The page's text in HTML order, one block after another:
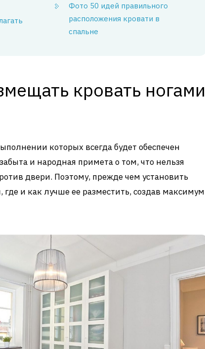
Фото 50 идей правильного
расположения кровати в
спальне
кровать ногами
которых всегда будет обеспечен
и народная примета о том, что нельзя
двери. Поэтому, прежде чем установить
где и как лучше ее разместить, создав максимум